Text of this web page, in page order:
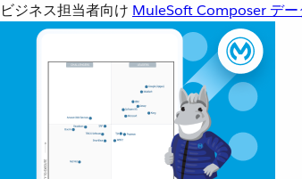
ビジネス担当者向け MuleSoft Composer デ